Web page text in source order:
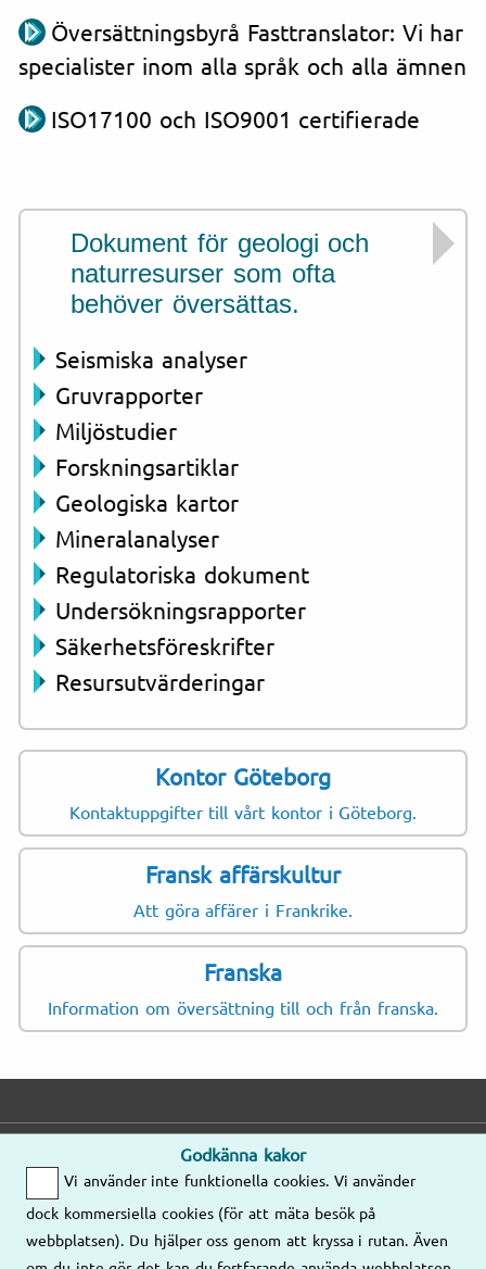
Översättningsbyrå Fasttranslator: Vi har
specialister inom alla språk och alla ämnen
ISO17100 och ISO9001 certifierade
Dokument för geologi och
naturresurser som ofta
behöver översättas.
Seismiska analyser
Gruvrapporter
Miljöstudier
Forskningsartiklar
Geologiska kartor
Mineralanalyser
Regulatoriska dokument
Undersökningsrapporter
Säkerhetsföreskrifter
Resursutvärderingar
Kontor Göteborg
Kontaktuppgifter till vårt kontor i Göteborg.
Fransk affärskultur
Att göra affärer i Frankrike.
Franska
Information om översättning till och från franska.
Godkänna kakor
Vi använder inte funktionella cookies. Vi använder
dock kommersiella cookies (för att mäta besök på
webbplatsen). Du hjälper oss genom att kryssa i rutan. Även
E-post
Mejla oss gärna
så kontaktar vi
er!
Telefon
8.00–17.00
Våra kontor